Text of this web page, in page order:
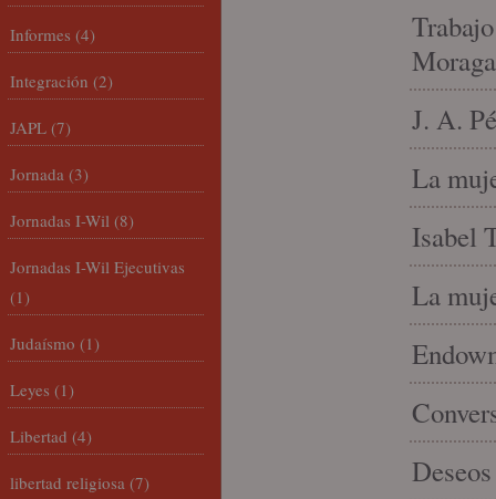
J. A.
La
Isabel
La
Informes (4)
Integración (2)
JAPL (7)
Jornada (3)
Jornadas I-Wil (8)
Jornadas I-Wil Ejecutivas
(1)
Judaísmo (1)
Leyes (1)
Libertad (4)
libertad religiosa (7)